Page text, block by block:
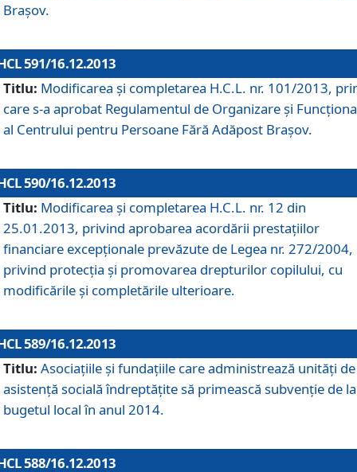
Braşov.
591/16.12.2013
Titlu: Modificarea şi completarea H.C.L. nr. 101/2013,
care s-a aprobat Regulamentul de Organizare şi
al Centrului pentru Persoane Fără Adăpost Braşov.
590/16.12.2013
Titlu: Modificarea şi completarea H.C.L. nr. 12 din
25.01.2013, privind aprobarea acordării prestaţiilor
financiare excepţionale prevăzute de Legea nr. 272/2004,
privind protecţia şi promovarea drepturilor copilului, cu
modificările şi completările ulterioare.
589/16.12.2013
Titlu: Asociaţiile şi fundaţiile care administrează unităţi de
asistenţă socială îndreptăţite să primească subvenţie de la
bugetul local în anul 2014.
588/16.12.2013